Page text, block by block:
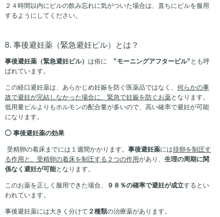
２４時間以内にピルの飲み忘れに気がついた場合は、直ちにピルを服用
するようにしてください。
8. 事後避妊薬（緊急避妊ピル）とは？
事後避妊薬（緊急避妊ピル） は俗に ”モーニングアフターピル”とも呼
ばれています。
この経口避妊薬は、あらかじめ妊娠を防ぐ医薬品ではなく、 何らかの事
故で避妊が完結しなかった場合に、緊急で妊娠を防ぐお薬となります。
低用量ピルよりもホルモンの配合量が多いので、高い確率で避妊が可能
になります。
◯事後避妊薬の効果
受精卵の着床までには１週間かかります。 事後避妊薬には排卵を制圧す
る作用と、受精卵の着床を制圧する２つの作用があり、 生理の周期に関
係なく避妊が可能となります。
このお薬を正しく服用できた場合、
９８％の確率で避妊が成立するとい
われています。
事後避妊薬には大きく分けて ２種類の治療薬があります。